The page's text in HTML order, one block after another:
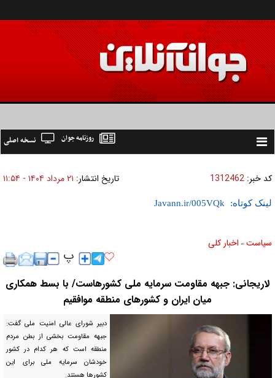
Toggle
نسخه اصلی روزنامه جوان
کد خبر: 1312462 تاریخ انتشار: ۲۱ مرداد ۱۴۰۴ - ۱۱:۵۴
لینک کوتاه:
سیاست » اخبار کلی
لاریجانی: جبهه مقاومت سرمایه ملی کشورهاست/ با بسط همکاری
میان ایران و کشورهای منطقه موافقیم
دبیر شورای عالی امنیت ملی گفت:
جبهه مقاومت بخشی از بطن مردم
منطقه است که هر کدام در کشور
خودشان سرمایه ملی برای این
کشورها هستند.